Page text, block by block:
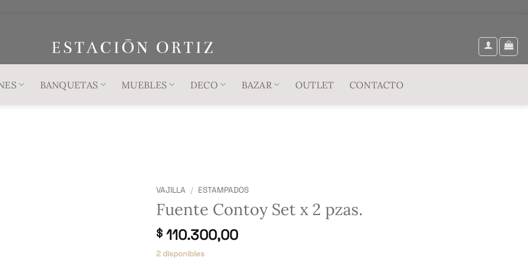
BANQUETAS MUEBLES DECO BAZAR OUTLET CONTACTO
VAJILLA / ESTAMPADOS
Fuente Contoy Set x 2 pzas.
$110.300,00
2 disponibles